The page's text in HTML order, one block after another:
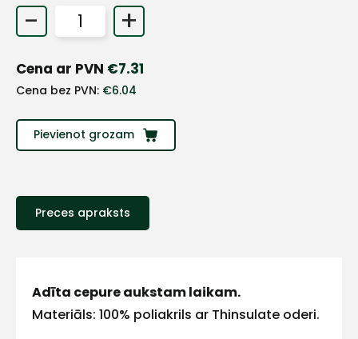
- +
Cena ar PVN €7.31
Cena bez PVN: €6.04
Pievienot grozam
Preces apraksts
Adīta cepure aukstam laikam.
Materiāls: 100% poliakrils ar Thinsulate oderi.
+